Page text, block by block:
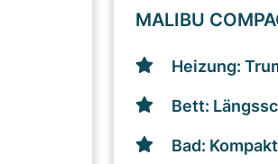
MALIBU
Heizung:
Bett:
Bad: